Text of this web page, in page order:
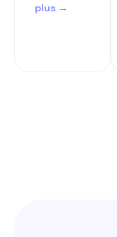
plus →